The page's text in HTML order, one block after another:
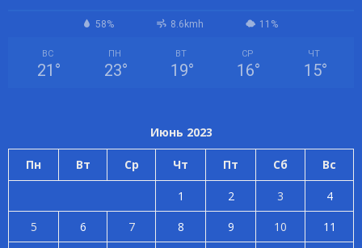
58% 8.6kmh 11%
ВС
21 °
ПН
23°
ВТ
19°
СР
16°
ЧТ
15°
Июнь 2023
Пн Вт Ср Чт Пт Сб Вс
1 2 3
4
5
6 7 8 9 10
11